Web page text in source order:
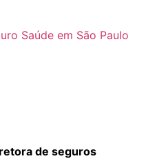
Saúde em São Paulo
de seguros